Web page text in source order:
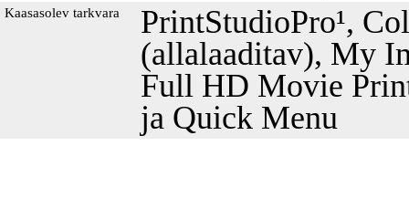
Kaasasolev tarkvara
PrintStudioPro¹,
(allalaaditav), My
Full HD Movie
ja Quick Menu